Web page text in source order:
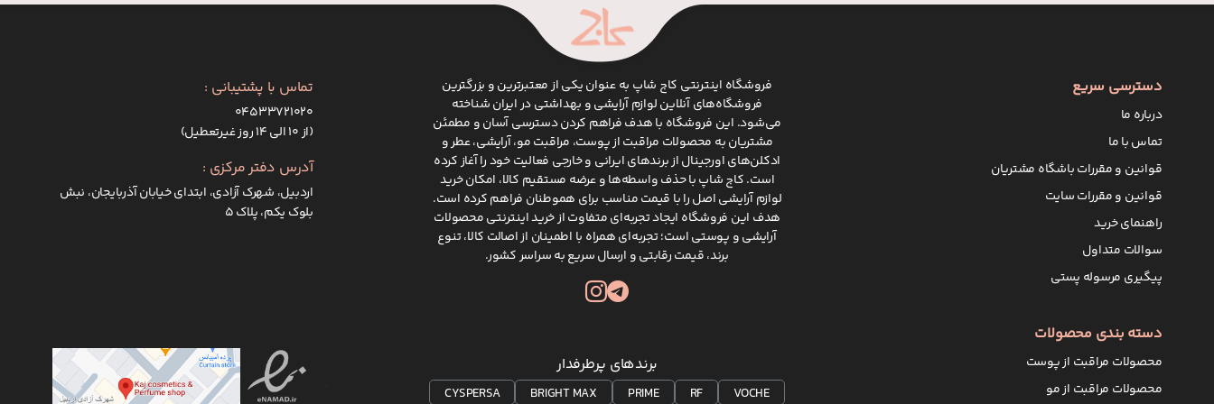
دسترسی سریع
درباره ما
تماس با ما
قوانین و مقررات باشگاه مشتریان
قوانین و مقررات سایت
راهنمای خرید
سوالات متداول
پیگیری مرسوله پستی
فروشگاه اینترنتی کاج شاپ به عنوان یکی از معتبرترین و بزرگترین
فروشگاه‌های آنلاین لوازم آرایشی و بهداشتی در ایران شناخته
می‌شود. این فروشگاه با هدف فراهم کردن دسترسی آسان و مطمئن
مشتریان به محصولات مراقبت از پوست، مراقبت مو، آرایشی، عطر و
ادکلن‌های اورجینال از برندهای ایرانی و خارجی فعالیت خود را آغاز کرده
است. کاج شاپ با حذف واسطه‌ها و عرضه مستقیم کالا، امکان خرید
لوازم آرایشی اصل را با قیمت مناسب برای هموطنان فراهم کرده است.
هدف این فروشگاه ایجاد تجربه‌ای متفاوت از خرید اینترنتی محصولات
آرایشی و پوستی است؛ تجربه‌ای همراه با اطمینان از اصالت کالا، تنوع
برند، قیمت رقابتی و ارسال سریع به سراسر کشور.
تماس با پشتیبانی :
۰۴۵۳۳۷۲۱۰۲۰
(از ۱۰ الی ۱۴ روز غیرتعطیل)
آدرس دفتر مرکزی :
اردبیل، شهرک آزادی، ابتدای خیابان آذربایجان، نبش
بلوک یکم، پلاک 5
دسته بندی محصولات
محصولات مراقبت از پوست
محصولات مراقبت از مو
برندهای پرطرفدار
VOCHE
RF
PRIME
BRIGHT MAX
CYSPERSA